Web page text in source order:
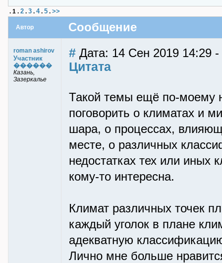
. 1 . 2 . 3 . 4. 5 . >>
Автор Сообщение
roman ashirov
Участник
������
Казань,
Зазеркалье
# Дата: 14 Сен 2019 14:29
Цитата
Такой темы ещё по-моему
поговорить о климатах и
шара, о процессах,
месте, о различных
недостатках тех или иных
кому-то интересна.
Климат различных точек
каждый уголок в плане
адекватную
Лично мне больше